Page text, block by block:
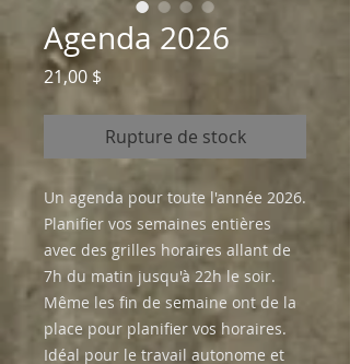
Agenda 2026
21,00 $
Rupture de stock
Un agenda pour toute l'année 2026.
Planifier vos semaines entières
avec des grilles horaires allant de
7h du matin jusqu'à 22h le soir.
Même les fin de semaine ont de la
place pour planifier vos horaires.
Idéal pour le travail autonome et